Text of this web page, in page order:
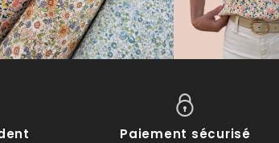
Paiement sécurisé